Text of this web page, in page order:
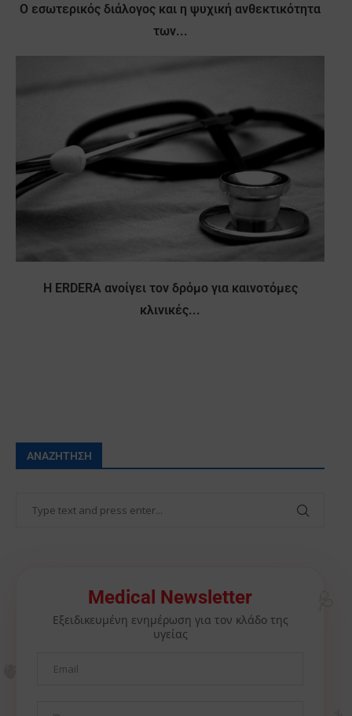
Ο εσωτερικός διάλογος και η ψυχική ανθεκτικότητα
των...
Η ERDERA ανοίγει τον δρόμο για καινοτόμες
κλινικές...
ΑΝΑΖΉΤΗΣΗ
Medical Newsletter
Εξειδικευμένη ενημέρωση για τον κλάδο της
υγείας